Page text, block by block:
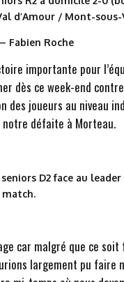
d’Amour / Mont-
Fabien Roche
importante pour
dès ce week-end
des joueurs au niveau
défaite à Morteau.
seniors D2 face au
car malgré que ce
largement pu faire